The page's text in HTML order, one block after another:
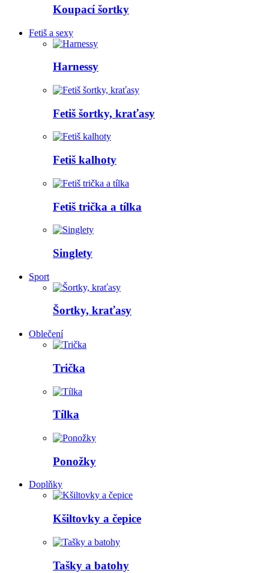
Koupací šortky
Fetiš a sexy
Harnessy
Fetiš šortky, kraťasy
Fetiš kalhoty
Fetiš trička a tílka
Singlety
Sport
Šortky, kraťasy
Oblečení
Trička
Tílka
Ponožky
Doplňky
Kšiltovky a čepice
Tašky a batohy